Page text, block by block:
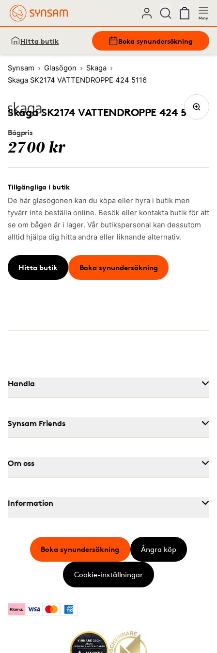
Meny
Hitta butik Boka synundersökning
Synsam Glasögon
Skaga
Skaga SK2174 VATTENDROPPE 424 5116
Skaga SK2174 VATTENDROPPE 424 5116
Bågpris
2700 kr
Tillgängliga i butik
De här glasögonen kan du köpa eller hyra i butik men
tyvärr inte beställa online. Besök eller kontakta butik för att
se om bågen är i lager. Vår butikspersonal kan dessutom
alltid hjälpa dig hitta andra eller liknande alternativ.
Hitta butik Boka synundersökning
Handla
Synsam Friends
Om oss
Information
KlarnaVisa MastercardAmerican Express
Boka synundersökning Ångra köp
Cookie-inställningar